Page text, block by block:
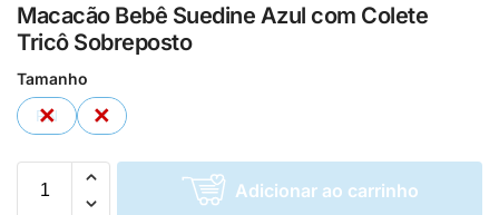
Macacão Bebê Suedine Azul com Colete
Tricô Sobreposto
Tamanho
RN P
Adicionar ao carrinho